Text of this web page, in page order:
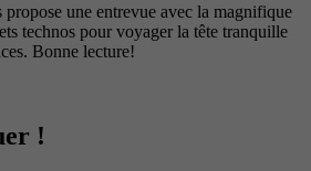
une entrevue avec la magnifique
technos pour voyager la tête tranquille
Bonne lecture!
!